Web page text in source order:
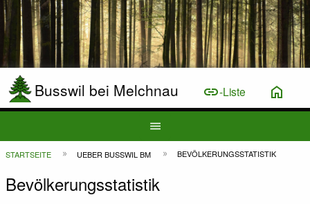
Busswil bei Melchnau link-Liste home
Hauptnavigation
Top
Bar
menu
Pfadnavigation
STARTSEITE UEBER BUSSWIL BM BEVÖLKERUNGSSTATISTIK
Bevölkerungsstatistik